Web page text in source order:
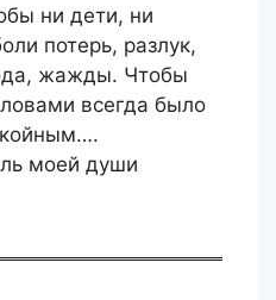
ни дети, ни
потерь, разлук,
жажды. Чтобы
всегда было